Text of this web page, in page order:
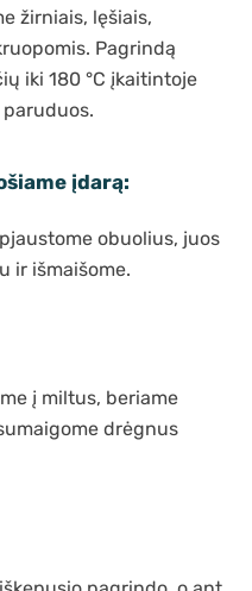
žirniais, lęšiais,
Pagrindą
iki 180 °C įkaitintoje
įdarą:
obuolius, juos
ir išmaišome.
į miltus, beriame
drėgnus